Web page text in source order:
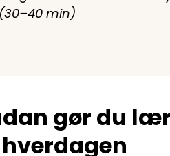
(30–40 min)
gør du